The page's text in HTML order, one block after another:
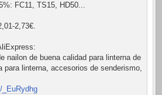
FC11, TS15, HD50...
2,73€.
nailon de buena calidad para linterna de
para linterna, accesorios de senderismo,